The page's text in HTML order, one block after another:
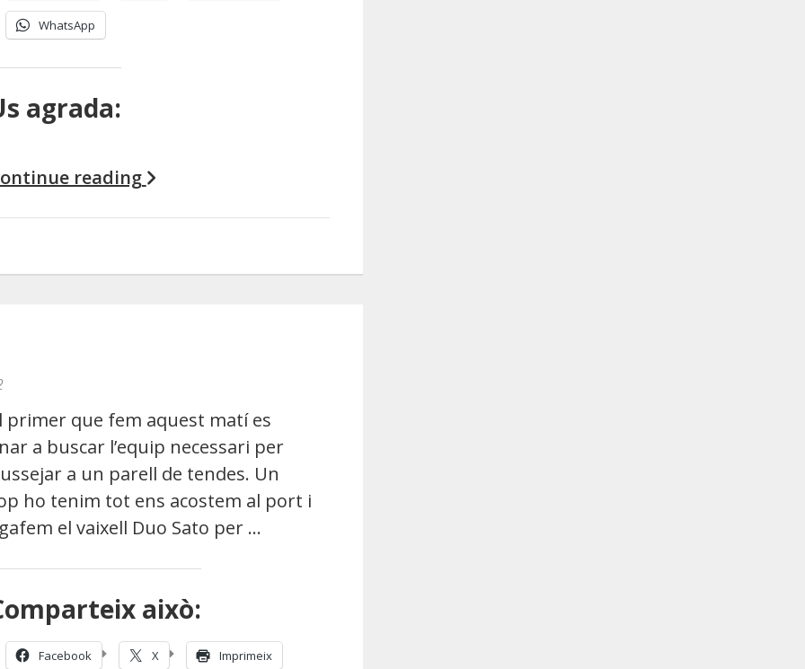
WhatsApp
agrada:
reading
primer que fem aquest matí es
a buscar l’equip necessari per
a un parell de tendes. Un
ho tenim tot ens acostem al port i
el vaixell Duo Sato per …
això:
Facebook X Imprimeix